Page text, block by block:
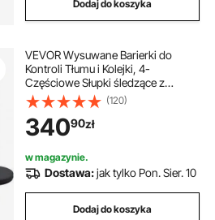
Dodaj do koszyka
VEVOR Wysuwane Barierki do
Kontroli Tłumu i Kolejki, 4-
Częściowe Słupki śledzące z
Czarną Wstążką do Dzielenia Wron
na Banki, Lotniska, Stadiony, Lokale
Rozrywkowe i Inne Miejsca
(120)
34090zł
w magazynie.
Dostawa:jak tylko Pon. Sier. 10
Dodaj do koszyka